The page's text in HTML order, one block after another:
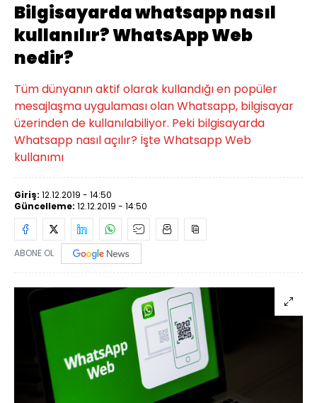
Bilgisayarda whatsapp nasıl
kullanılır? WhatsApp Web
nedir?
Tüm dünyanın aktif olarak kullandığı en popüler
mesajlaşma uygulaması olan Whatsapp, bilgisayar
üzerinden de kullanılabiliyor. Peki bilgisayarda
Whatsapp nasıl açılır? İşte Whatsapp Web
kullanımı
Giriş: 12.12.2019 - 14:50
Güncelleme: 12.12.2019 - 14:50
ABONE OL